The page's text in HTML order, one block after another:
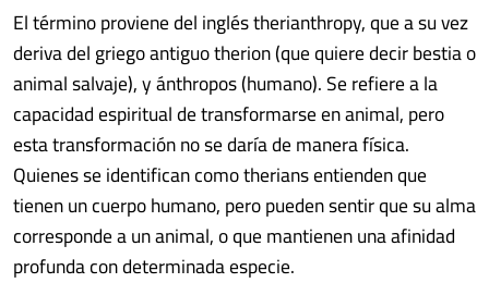
El término proviene del inglés therianthropy, que a su vez
deriva del griego antiguo therion (que quiere decir bestia o
animal salvaje), y ánthropos (humano). Se refiere a la
capacidad espiritual de transformarse en animal, pero
esta transformación no se daría de manera física.
Quienes se identifican como therians entienden que
tienen un cuerpo humano, pero pueden sentir que su alma
corresponde a un animal, o que mantienen una afinidad
profunda con determinada especie.